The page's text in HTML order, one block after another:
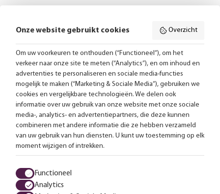
Volg ons online:
Gratis bezorging vanaf 99,-
Advies op maat
Meer dan 25.000 lampen op voorraad
4.57 uit 2853 reviews
Algemene voorwaarden
Onze website gebruikt cookies Overzicht
Om uw voorkeuren te onthouden (“Functioneel”), om het
verkeer naar onze site te meten (“Analytics”), en om inhoud en
advertenties te personaliseren en sociale media-functies
mogelijk te maken (“Marketing & Sociale Media”), gebruiken we
cookies en vergelijkbare technologieën. We delen ook
informatie over uw gebruik van onze website met onze sociale
media-, analytics- en advertentiepartners, die deze kunnen
combineren met andere informatie die ze hebben verzameld
van uw gebruik van hun diensten. U kunt uw toestemming op elk
moment wijzigen of intrekken.
Functioneel
Analytics